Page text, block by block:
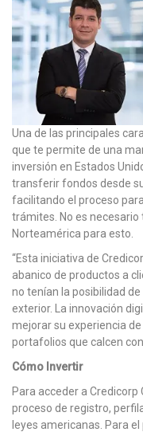
Una de las principales
que te permite de una
inversión en Estados
transferir fondos desde
facilitando el proceso
trámites. No es
Norteamérica para esto.
“Esta iniciativa de
abanico de productos a
no tenían la posibilidad
exterior. La innovación
mejorar su experiencia
portafolios que calcen
Cómo Invertir
Para acceder a
proceso de registro,
leyes americanas. Para